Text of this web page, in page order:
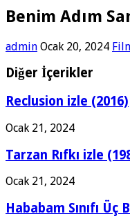
Benim Adım
admin Ocak 20, 2024
Diğer İçerikler
Reclusion izle (2016)
Ocak 21, 2024
Tarzan Rıfkı izle
Ocak 21, 2024
Hababam Sınıfı Üç